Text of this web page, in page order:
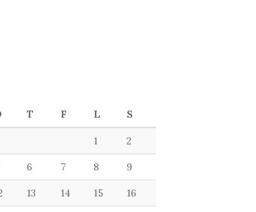
T F L S
1 2
6 7 8 9
13 14 15 16